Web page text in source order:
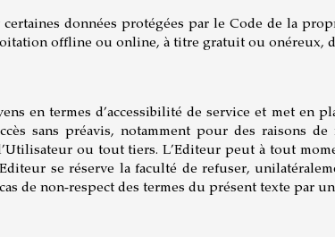
données protégées par le Code de la
offline ou online, à titre gratuit ou onéreux,
en termes d’accessibilité de service et met
sans préavis, notamment pour des raisons
ou tout tiers. L’Editeur peut à tout
se réserve la faculté de refuser,
de non-respect des termes du présent texte par